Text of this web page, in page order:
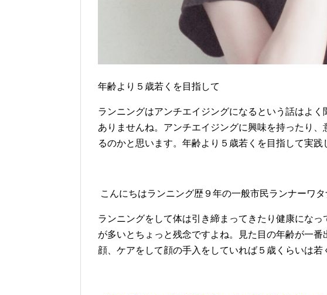
年齢より５歳若くを目指して
ランニングはアンチエイジングになるという話はよ
ありませんね。アンチエイジングに興味を持ったり、
るのかと思います。年齢より５歳若くを目指して実践
こんにちはランニング歴９年の一般市民ランナーワタ
ランニングをして体は引き締まってきたり健康にな
が多いとちょっと残念ですよね。
見た目の年齢が一
顔、ケアをして顔の手入をしていれば５歳くらいは若